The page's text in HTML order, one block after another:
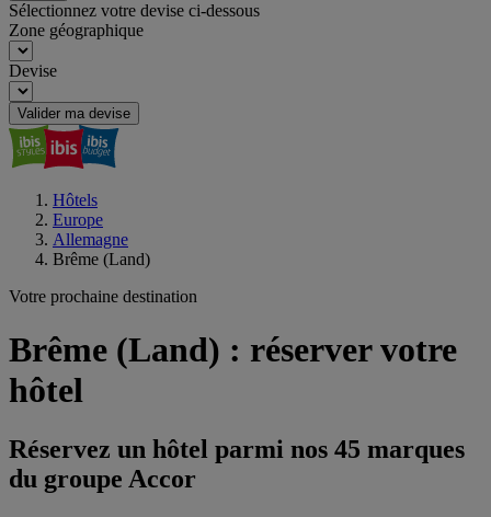
Sélectionnez votre devise ci-dessous
Zone géographique
Devise
Valider ma devise
Hôtels
Europe
Allemagne
Brême (Land)
Votre prochaine destination
Brême (Land) : réserver votre
hôtel
Réservez un hôtel parmi nos 45 marques
du groupe Accor